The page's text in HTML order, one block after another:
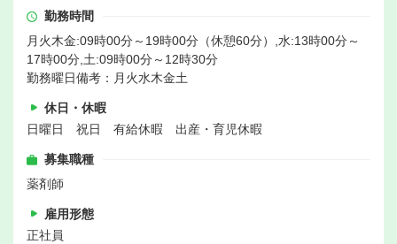
勤務時間
月火木金:09時00分～19時00分（休憩60分）,水:13時00分～
17時00分,土:09時00分～12時30分
勤務曜日備考：月火水木金土
休日・休暇
日曜日 祝日 有給休暇 出産・育児休暇
募集職種
薬剤師
雇用形態
正社員